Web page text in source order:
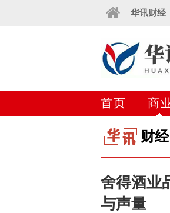
华讯财经
首页 商
财经
舍得酒业
与声量